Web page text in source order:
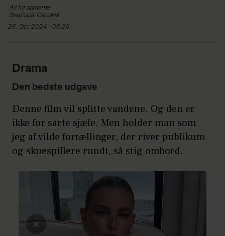
Alt fordamerne
Stephanie Caruana
26. Oct 2024 - 06:20
Drama
Den bedste udgave
Denne film vil splitte vandene. Og den er
ikke for sarte sjæle. Men holder man som
jeg af vilde fortællinger, der river publikum
og skuespillere rundt, så stig ombord.